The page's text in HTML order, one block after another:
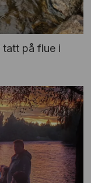
tatt på flue i